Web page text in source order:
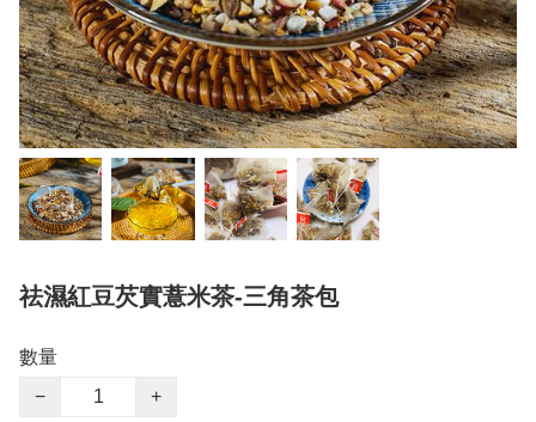
祛濕紅豆芡實薏米茶-三角茶包
數量
−
+